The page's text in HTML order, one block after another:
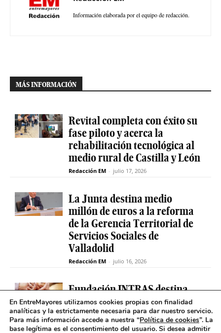
Información elaborada por el equipo de redacción.
MÁS INFORMACIÓN
Revital completa con éxito su
fase piloto y acerca la
rehabilitación tecnológica al
medio rural de Castilla y León
Redacción EM - julio 17, 2026
La Junta destina medio
millón de euros a la reforma
de la Gerencia Territorial de
Servicios Sociales de
Valladolid
Redacción EM - julio 16, 2026
Fundación INTRAS destina
6.000 euros a proyectos
sociales que impulsen la
salud mental en Castilla y
En EntreMayores utilizamos cookies propias con finalidad
analíticas y la estrictamente necesaria para dar nuestro servicio.
Para más información accede a nuestra “Política de cookies”. La
base legítima es el consentimiento del usuario. Si desea admitir